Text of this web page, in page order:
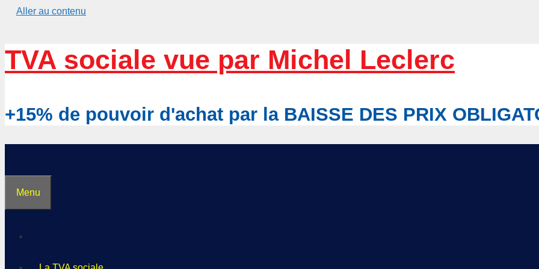
Aller au contenu
TVA sociale vue par Michel Leclerc
+15% de pouvoir d'achat par la BAISSE DES PRIX
Menu